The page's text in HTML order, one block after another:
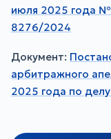
июля 2025 года
8276/2024
Документ:
арбитражного
2025 года по